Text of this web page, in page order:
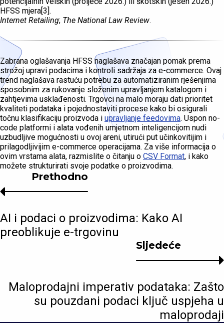
HFSS mjera[3].
Internet Retailing; The National Law Review.
Zabrana oglašavanja HFSS naglašava značajan pomak prema
strožoj upravi podacima i kontroli sadržaja za e-commerce. Ovaj
trend naglašava rastuću potrebu za automatiziranim rješenjima
sposobnim za rukovanje složenim upravljanjem katalogom i
zahtjevima usklađenosti. Trgovci na malo moraju dati prioritet
kvaliteti podataka i pojednostaviti procese kako bi osigurali
točnu klasifikaciju proizvoda i upravljanje feedovima. Uspon no-
code platformi i alata vođenih umjetnom inteligencijom nudi
uzbudljive mogućnosti u ovoj areni, utirući put učinkovitijim i
prilagodljivijim e-commerce operacijama. Za više informacija o
ovim vrstama alata, razmislite o čitanju o CSV Format, i kako
možete strukturirati svoje podatke o proizvodima.
Sljedeće
Maloprodajni imperativ podataka: Zašto
su pouzdani podaci ključ uspjeha u
maloprodaji
Prethodno
AI i podaci o proizvodima: Kako AI
preoblikuje e-trgovinu